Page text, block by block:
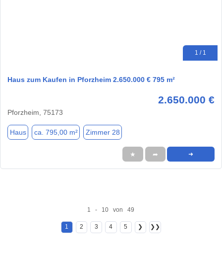
1 / 1
Haus zum Kaufen in Pforzheim 2.650.000 € 795 m²
2.650.000 €
Pforzheim, 75173
Haus ca. 795,00 m² Zimmer 28
★ ➦ ➜
1 - 10 von 49
1 2 3 4 5 ❯ ❯❯